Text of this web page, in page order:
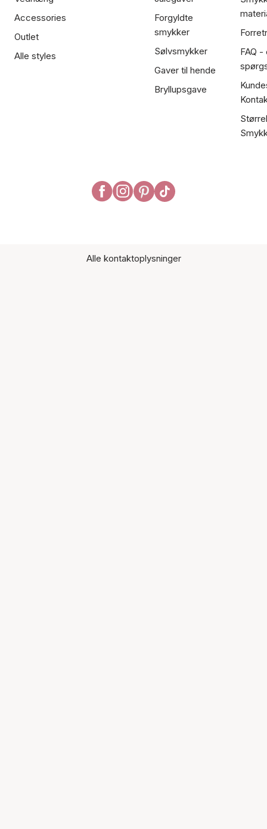
Accessories
Outlet
Alle styles
Forgyldte
smykker
Sølvsmykker
Gaver til hende
Bryllupsgave
FAQ
Alle kontaktoplysninger